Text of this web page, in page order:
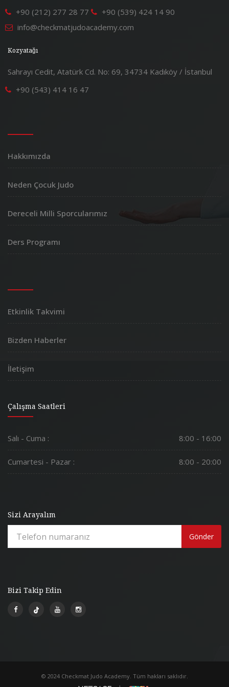
+90 (212) 277 28 77
+90 (539) 424 14 90
info@checkmatjudoacademy.com
Kozyatağı
Sahrayı Cedit, Atatürk Cd. No: 69, 34734 Kadıköy / İstanbul
+90 (543) 414 16 47
Hakkımızda
Neden Çocuk Judo
Dereceli Milli Sporcularımız
Ders Programı
Etkinlik Takvimi
Bizden Haberler
İletişim
Çalışma Saatleri
Salı - Cuma : 8:00 - 16:00
Cumartesi - Pazar : 8:00 - 20:00
Sizi Arayalım
Gönder
Bizi Takip Edin
© 2024 Checkmat Judo Academy. Tüm hakları saklıdır.